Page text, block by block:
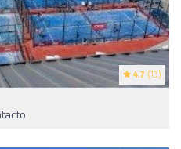
4.7 (13)